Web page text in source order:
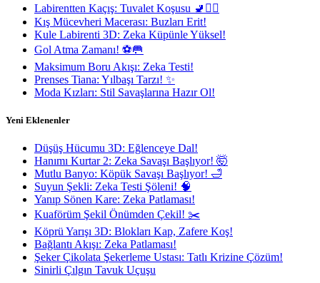
Labirentten Kaçış: Tuvalet Koşusu 🚽🏃‍♂️
Kış Mücevheri Macerası: Buzları Erit!
Kule Labirenti 3D: Zeka Küpünle Yüksel!
Gol Atma Zamanı! ⚽🥅
Maksimum Boru Akışı: Zeka Testi!
Prenses Tiana: Yılbaşı Tarzı! ✨
Moda Kızları: Stil Savaşlarına Hazır Ol!
Yeni Eklenenler
Düşüş Hücumu 3D: Eğlenceye Dal!
Hanımı Kurtar 2: Zeka Savaşı Başlıyor! 🤯
Mutlu Banyo: Köpük Savaşı Başlıyor! 🛁
Suyun Şekli: Zeka Testi Şöleni! 🧠
Yanıp Sönen Kare: Zeka Patlaması!
Kuaförüm Şekil Önümden Çekil! ✂️
Köprü Yarışı 3D: Blokları Kap, Zafere Koş!
Bağlantı Akışı: Zeka Patlaması!
Şeker Çikolata Şekerleme Ustası: Tatlı Krizine Çözüm!
Sinirli Çılgın Tavuk Uçuşu